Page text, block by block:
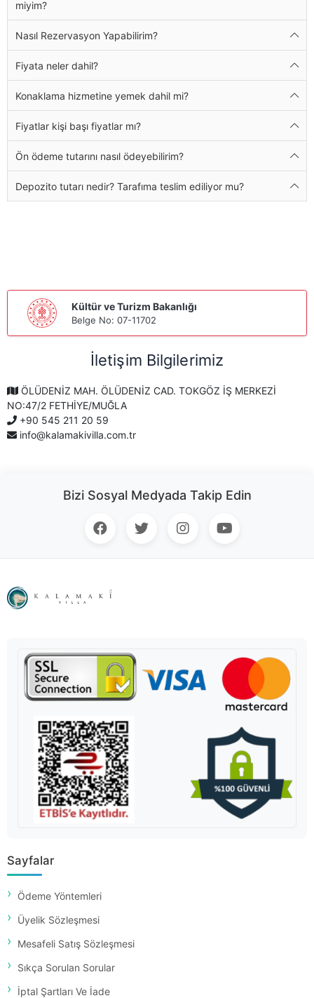
miyim?
Nasıl Rezervasyon Yapabilirim?
Fiyata neler dahil?
Konaklama hizmetine yemek dahil mi?
Fiyatlar kişi başı fiyatlar mı?
Ön ödeme tutarını nasıl ödeyebilirim?
Depozito tutarı nedir? Tarafıma teslim ediliyor mu?
Kültür ve Turizm Bakanlığı
Belge No: 07-11702
İletişim Bilgilerimiz
ÖLÜDENİZ MAH. ÖLÜDENİZ CAD. TOKGÖZ İŞ MERKEZİ
NO:47/2 FETHİYE/MUĞLA
+90 545 211 20 59
info@kalamakivilla.com.tr
Bizi Sosyal Medyada Takip Edin
Sayfalar
Ödeme Yöntemleri
Üyelik Sözleşmesi
Mesafeli Satış Sözleşmesi
Sıkça Sorulan Sorular
İptal Şartları Ve İade